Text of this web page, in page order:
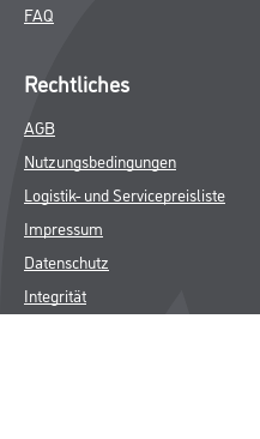
FAQ
Rechtliches
AGB
Nutzungsbedingungen
Logistik- und Servicepreisliste
Impressum
Datenschutz
Integrität